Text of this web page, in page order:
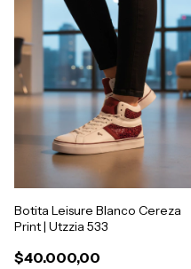
Botita Leisure Blanco Cereza
Print | Utzzia 533
$40.000,00